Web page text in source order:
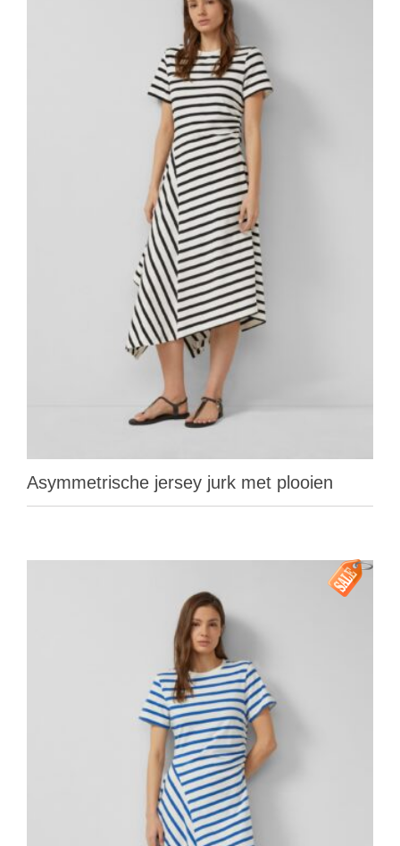
Asymmetrische jersey jurk met plooien